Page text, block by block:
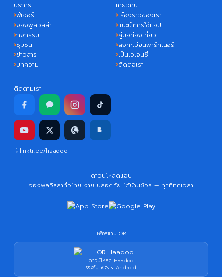
บริการ
ฟีเจอร์
จองพูลวิลล่า
กิจกรรม
ชุมชน
ข่าวสาร
บทความ
เกี่ยวกับ
เรื่องราวของเรา
แนะนำการใช้แอป
คู่มือท่องเที่ยว
ลงทะเบียนพาร์ทเนอร์
เป็นเอเจนซี่
ติดต่อเรา
ติดตามเรา
linktr.ee/haadoo
ดาวน์โหลดแอป
จองพูลวิลล่าทั่วไทย ง่าย ปลอดภัย ได้บ้านชัวร์ — ทุกที่ทุกเวลา
หรือสแกน QR
ดาวน์โหลด Haadoo
รองรับ iOS & Android